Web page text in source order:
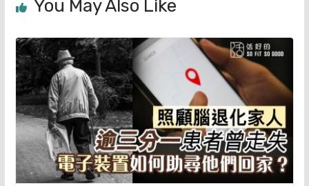
You May Also Like